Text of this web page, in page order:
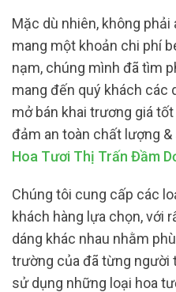
Mặc dù nhiên, không
mang một khoản chi phí
nạm, chúng mình đã tìm
mang đến quý khách các
mở bán khai trương giá
đảm an toàn chất lượng
Hoa Tươi Thị Trấn Đầm
Chúng tôi cung cấp các
khách hàng lựa chọn, với
dáng khác nhau nhằm
trường của đã từng người
sử dụng những loại hoa